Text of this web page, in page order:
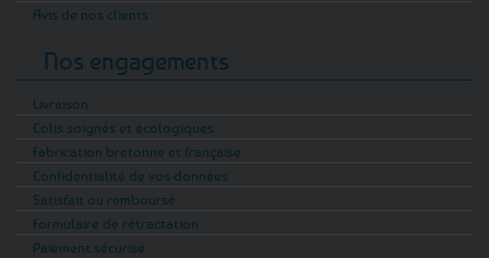
Avis de nos clients
Nos engagements
Livraison
Colis soignés et écologiques
Fabrication bretonne et française
Confidentialité de vos données
Satisfait ou remboursé
Formulaire de rétractation
Paiement sécurisé